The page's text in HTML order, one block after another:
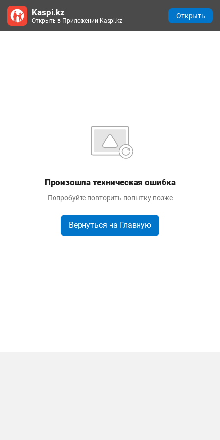
Произошла техническая ошибка
Попробуйте повторить попытку позже
Вернуться на Главную
Kaspi.kz
Открыть в Приложении Kaspi.kz
Открыть